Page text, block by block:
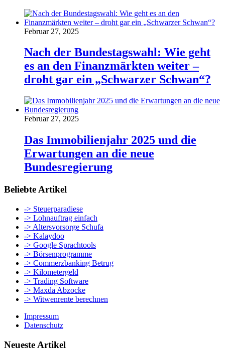
Februar 27, 2025
Nach der Bundestagswahl: Wie geht
es an den Finanzmärkten weiter –
droht gar ein „Schwarzer Schwan“?
Februar 27, 2025
Das Immobilienjahr 2025 und die
Erwartungen an die neue
Bundesregierung
Beliebte Artikel
-> Steuerparadiese
-> Lohnauftrag einfach
-> Altersvorsorge Schufa
-> Kalaydoo
-> Google Sprachtools
-> Börsenprogramme
-> Commerzbanking Betrug
-> Kilometergeld
-> Trading Software
-> Maxda Abzocke
-> Witwenrente berechnen
Impressum
Datenschutz
Neueste Artikel